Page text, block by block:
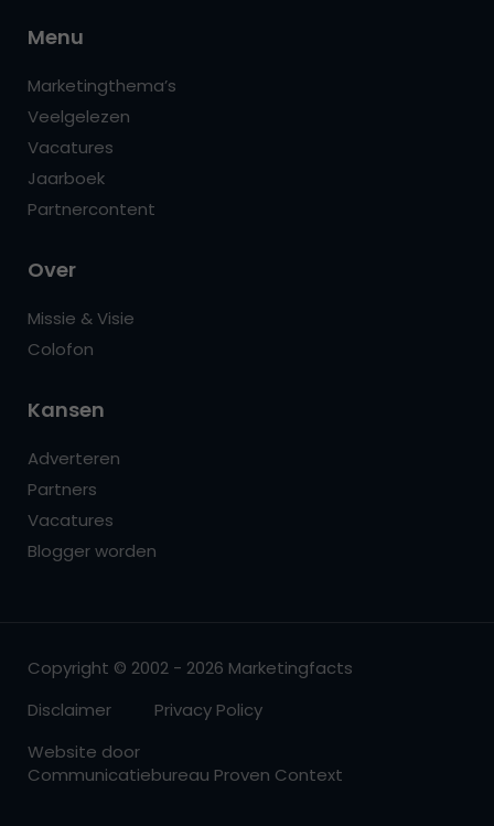
Menu
Marketingthema’s
Veelgelezen
Vacatures
Jaarboek
Partnercontent
Over
Missie & Visie
Colofon
Kansen
Adverteren
Partners
Vacatures
Blogger worden
Copyright © 2002 - 2026 Marketingfacts
Disclaimer
Privacy Policy
Website door
Communicatiebureau Proven Context